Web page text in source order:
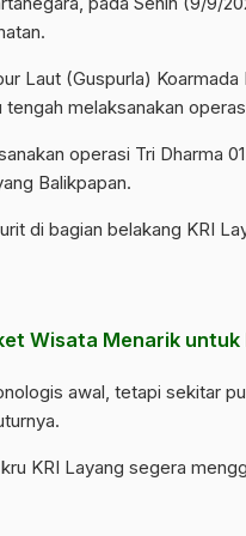
Laut (Guspurla)
melaksanakan
operasi Tri Dharma
Balikpapan.
di bagian belakang KRI
Wisata Menarik untuk
awal, tetapi sekitar
KRI Layang segera